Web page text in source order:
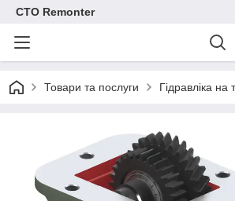
СТО Remonter
Товари та послуги Гідравліка на